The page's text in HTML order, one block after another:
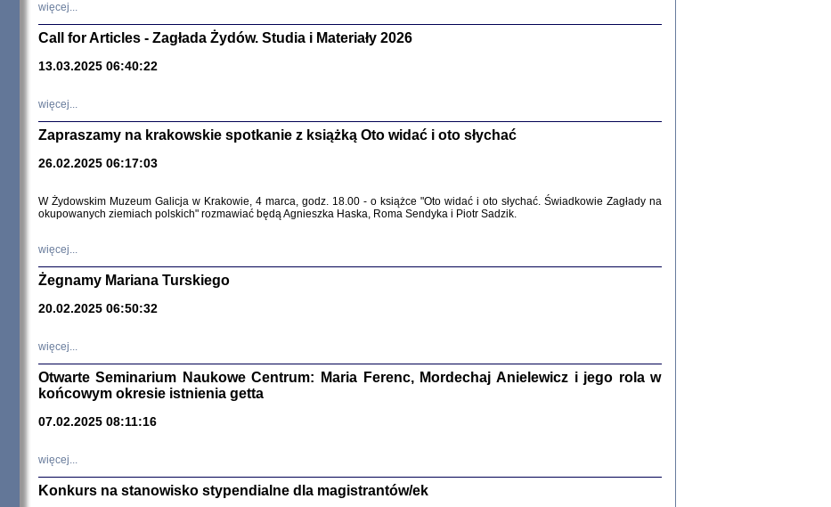
Warszawa 2017
Pisma Kopla i Mirki Piżyców o życiu w getcie i okupowanej
Warszawie
więcej...
Call for Articles - Zagłada Żydów. Studia i Materiały 2026
13.03.2025 06:40:22
więcej...
Zapraszamy na krakowskie spotkanie z książką Oto widać i oto słychać
26.02.2025 06:17:03
W Żydowskim Muzeum Galicja w Krakowie, 4 marca, godz. 18.00 - o książce "Oto widać i oto słychać. Świadkowie Zagłady na
okupowanych ziemiach polskich" rozmawiać będą Agnieszka Haska, Roma Sendyka i Piotr Sadzik.
więcej...
Żegnamy Mariana Turskiego
20.02.2025 06:50:32
więcej...
Otwarte Seminarium Naukowe Centrum: Maria Ferenc, Mordechaj Anielewicz i jego rola w
końcowym okresie istnienia getta
07.02.2025 08:11:16
więcej...
Konkurs na stanowisko stypendialne dla magistrantów/ek